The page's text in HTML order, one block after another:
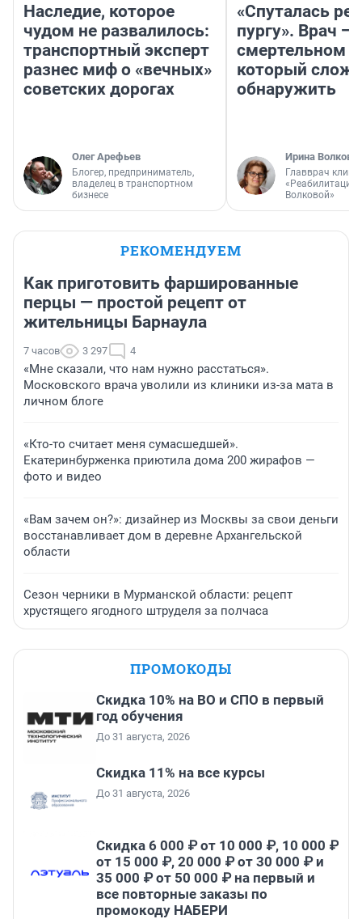
Наследие, которое
чудом не развалилось:
транспортный эксперт
разнес миф о «вечных»
советских дорогах
Олег Арефьев
Блогер, предприниматель,
владелец в транспортном
бизнесе
«Спуталась
пургу». Врач —
смертельном
который
обнаружить
Ирина Волкова
Главврач
«Реабилитация
Волковой»
РЕКОМЕНДУЕМ
Как приготовить фаршированные
перцы — простой рецепт от
жительницы Барнаула
7 часов 3 297 4
«Мне сказали, что нам нужно расстаться».
Московского врача уволили из клиники из-за мата в
личном блоге
«Кто-то считает меня сумасшедшей».
Екатеринбурженка приютила дома 200 жирафов —
фото и видео
«Вам зачем он?»: дизайнер из Москвы за свои деньги
восстанавливает дом в деревне Архангельской
области
Сезон черники в Мурманской области: рецепт
хрустящего ягодного штруделя за полчаса
ПРОМОКОДЫ
Скидка 10% на ВО и СПО в первый
год обучения
До 31 августа, 2026
Скидка 11% на все курсы
До 31 августа, 2026
Скидка 6 000 ₽ от 10 000 ₽, 10 000 ₽
от 15 000 ₽, 20 000 ₽ от 30 000 ₽ и
35 000 ₽ от 50 000 ₽ на первый и
все повторные заказы по
промокоду НАБЕРИ